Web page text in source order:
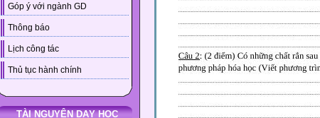
Góp ý với ngành GD
Thông báo
Lịch công tác
Thủ tục hành chính
TÀI NGUYÊN DẠY HỌC